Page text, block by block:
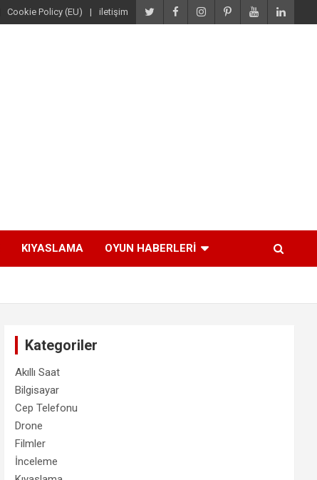
Cookie Policy (EU) iletişim
KIYASLAMA OYUN HABERLERI
Kategoriler
Akıllı Saat
Bilgisayar
Cep Telefonu
Drone
Filmler
İnceleme